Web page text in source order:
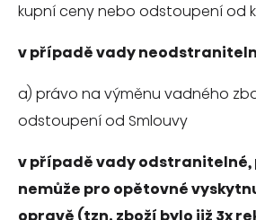
kupní ceny nebo odstoupení od
v případě vady
a) právo na výměnu vadného
odstoupení od Smlouvy
v případě vady odstranitelné,
nemůže pro opětovné